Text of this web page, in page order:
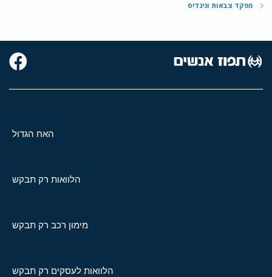
מפקד צבאות וגינדיס
האח הגדול
הלוואות רק תבקש
מימון רכב רק תבקש
הלוואות לעסקים רק תבקש